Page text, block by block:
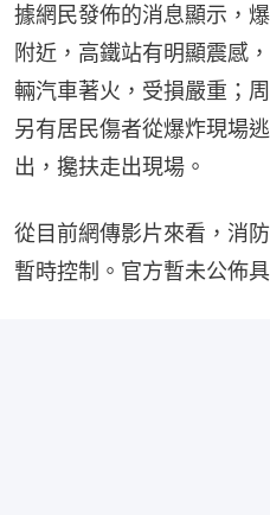
據網民發佈的消息顯示，
附近，高鐵站有明顯震感
輛汽車著火，受損嚴重；
另有居民傷者從爆炸現場
出，攙扶走出現場。
從目前網傳影片來看，消
暫時控制。官方暫未公佈